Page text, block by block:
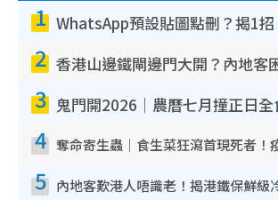
1
2
3
4
5